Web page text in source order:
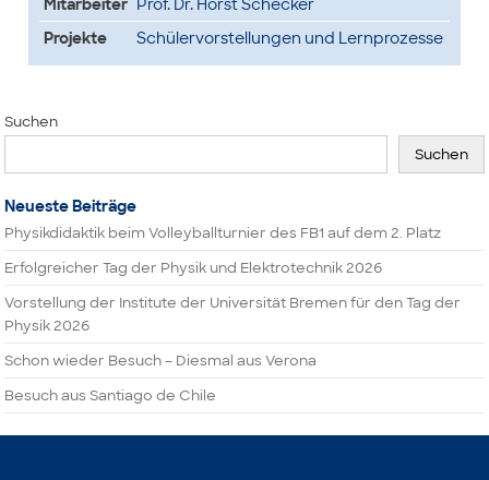
Mitarbeiter Prof. Dr. Horst Schecker
Projekte
Schülervorstellungen und Lernprozesse
Suchen
Suchen
Neueste Beiträge
Physikdidaktik beim Volleyballturnier des FB1 auf dem 2. Platz
Erfolgreicher Tag der Physik und Elektrotechnik 2026
Vorstellung der Institute der Universität Bremen für den Tag der
Physik 2026
Schon wieder Besuch – Diesmal aus Verona
Besuch aus Santiago de Chile